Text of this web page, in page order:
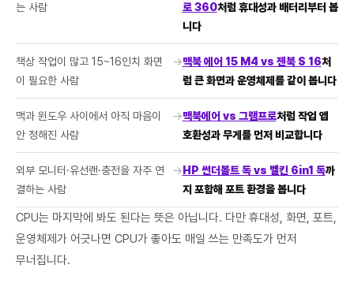
는 사람
로 360처럼 휴대성과 배터리부터 봅
니다
책상 작업이 많고 15~16인치 화면
이 필요한 사람
→맥북 에어 15 M4 vs 젠북 S 16처
럼 큰 화면과 운영체제를 같이 봅니다
맥과 윈도우 사이에서 아직 마음이
안 정해진 사람
→맥북에어 vs 그램프로처럼 작업 앱
호환성과 무게를 먼저 비교합니다
외부 모니터·유선랜·충전을 자주 연
결하는 사람
→ HP 썬더볼트 독 vs 벨킨 6in1 독까
지 포함해 포트 환경을 봅니다
CPU는 마지막에 봐도 된다는 뜻은 아닙니다. 다만 휴대성, 화면, 포트,
운영체제가 어긋나면 CPU가 좋아도 매일 쓰는 만족도가 먼저
무너집니다.